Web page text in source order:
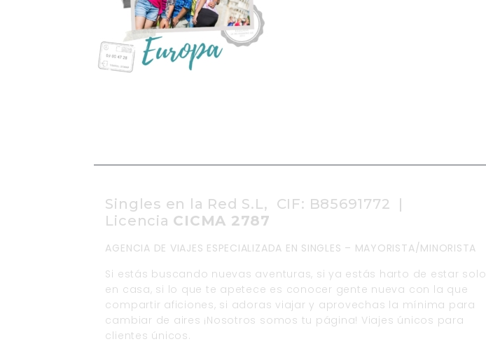
Singles en la Red S.L, CIF: B85691772 |
Licencia CICMA 2787
AGENCIA DE VIAJES ESPECIALIZADA EN SINGLES – MAYORISTA/MINORISTA
Si estás buscando nuevas aventuras, si ya estás harto de estar solo
en casa, si lo que te apetece es conocer gente nueva con la que
compartir aficiones, si adoras viajar y aprovechas la mínima para
cambiar de aires ¡Nosotros somos tu página! Viajes únicos para
clientes únicos.